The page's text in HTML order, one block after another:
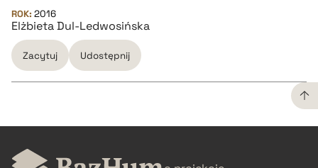
pobierz cytat
BIBTEX
ROK: 2016
Elżbieta Dul-Ledwosińska
Zacytuj Udostępnij
CZYSTY TEKST